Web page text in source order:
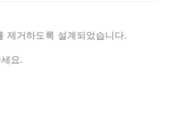
제거하도록 설계되었습니다.
요.